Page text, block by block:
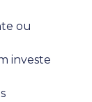
ou
investe